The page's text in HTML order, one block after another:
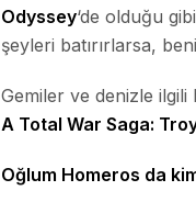
Odyssey‘de olduğu
şeyleri batırırlarsa,
Gemiler ve denizle ilgili
A Total War Saga:
Oğlum Homeros da